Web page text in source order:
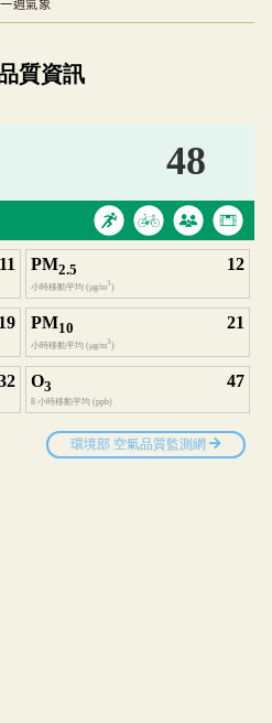
一週氣象
視覺預覽，完整即時空